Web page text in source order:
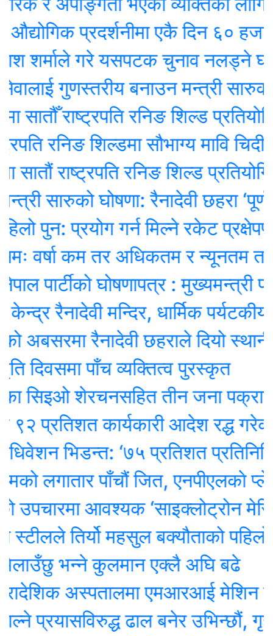
प्रदर्शनीमा एकै दिन ६०
शर्माले गरे यसपटक चुनाव नलड्ने
गुणस्तरीय बनाउन मन्त्री सारुको
सातौँ राष्ट्रपति रनिङ शिल्ड
रनिङ शिल्डमा सौभाग्य मावि
राष्ट्रपति रनिङ शिल्ड
सारुको घोषणा: रैनादेवी छहरा ‘पूर्ण
पुन: प्रयोग गर्न मिल्ने रकेट
वर्षा कम तर अधिकतम र न्यूनतम
पार्टीको घोषणापत्र : मुख्यमन्त्री
रैनादेवी मन्दिर, धार्मिक पर्यटकीय
अबसरमा रैनादेवी छहराले दियो स्थानीय
पाँच व्यक्तित्व पुरस्कृत
शेरचनसहित तीन जना पक्राउ
प्रतिशत कार्यकारी आदेश रद्ध गरेको
भिडन्त: ‘७५ प्रतिशत
लगातार पाँचौं जित, एनपीएलकाे
आवश्यक ‘साइक्लोट्रोन
तिर्यो महसुल बक्यौताको पहिलो
भन्ने कुलमान एक्लै अघि बढे
अस्पतालमा एमआरआई मेशिन
प्रयासविरुद्ध ढाल बनेर उभिन्छौं,